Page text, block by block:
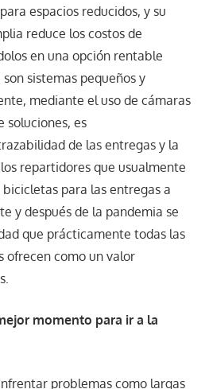
espacios reducidos, y su
reduce los costos de
en una opción rentable
sistemas pequeños y
mediante el uso de cámaras
soluciones, es
de las entregas y la
repartidores que usualmente
para las entregas a
y después de la pandemia se
que prácticamente todas las
ofrecen como un valor
momento para ir a la
problemas como largas